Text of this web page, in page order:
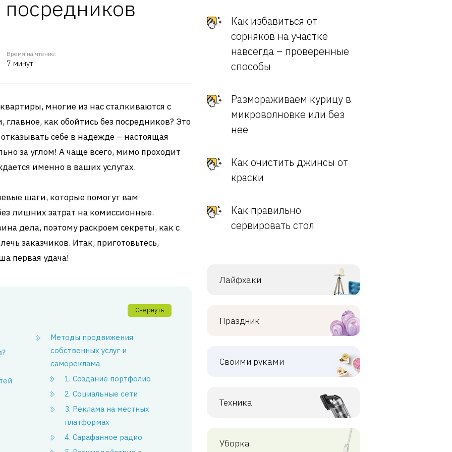
Время на чтение:
7 минут
многие из нас сталкиваются с
главное, как обойтись без посредников? Это
себе в надежде – настоящая
за углом! А чаще всего, мимо проходит
именно в ваших услугах.
шаги, которые помогут вам
лишних затрат на комиссионные.
дела, поэтому раскроем секреты, как с
заказчиков. Итак, приготовьтесь,
первая удача!
Свернуть
Методы продвижения
собственных услуг и
самореклама
1. Создание портфолио
2. Социальные сети
3. Реклама на местных
платформах
4. Сарафанное радио
Как избавиться от
сорняков на участке
навсегда – проверенные
способы
Размораживаем курицу в
микроволновке или без
нее
Как очистить джинсы от
краски
Как правильно
сервировать стол
Лайфхаки
Праздник
Своими руками
Техника
Уборка